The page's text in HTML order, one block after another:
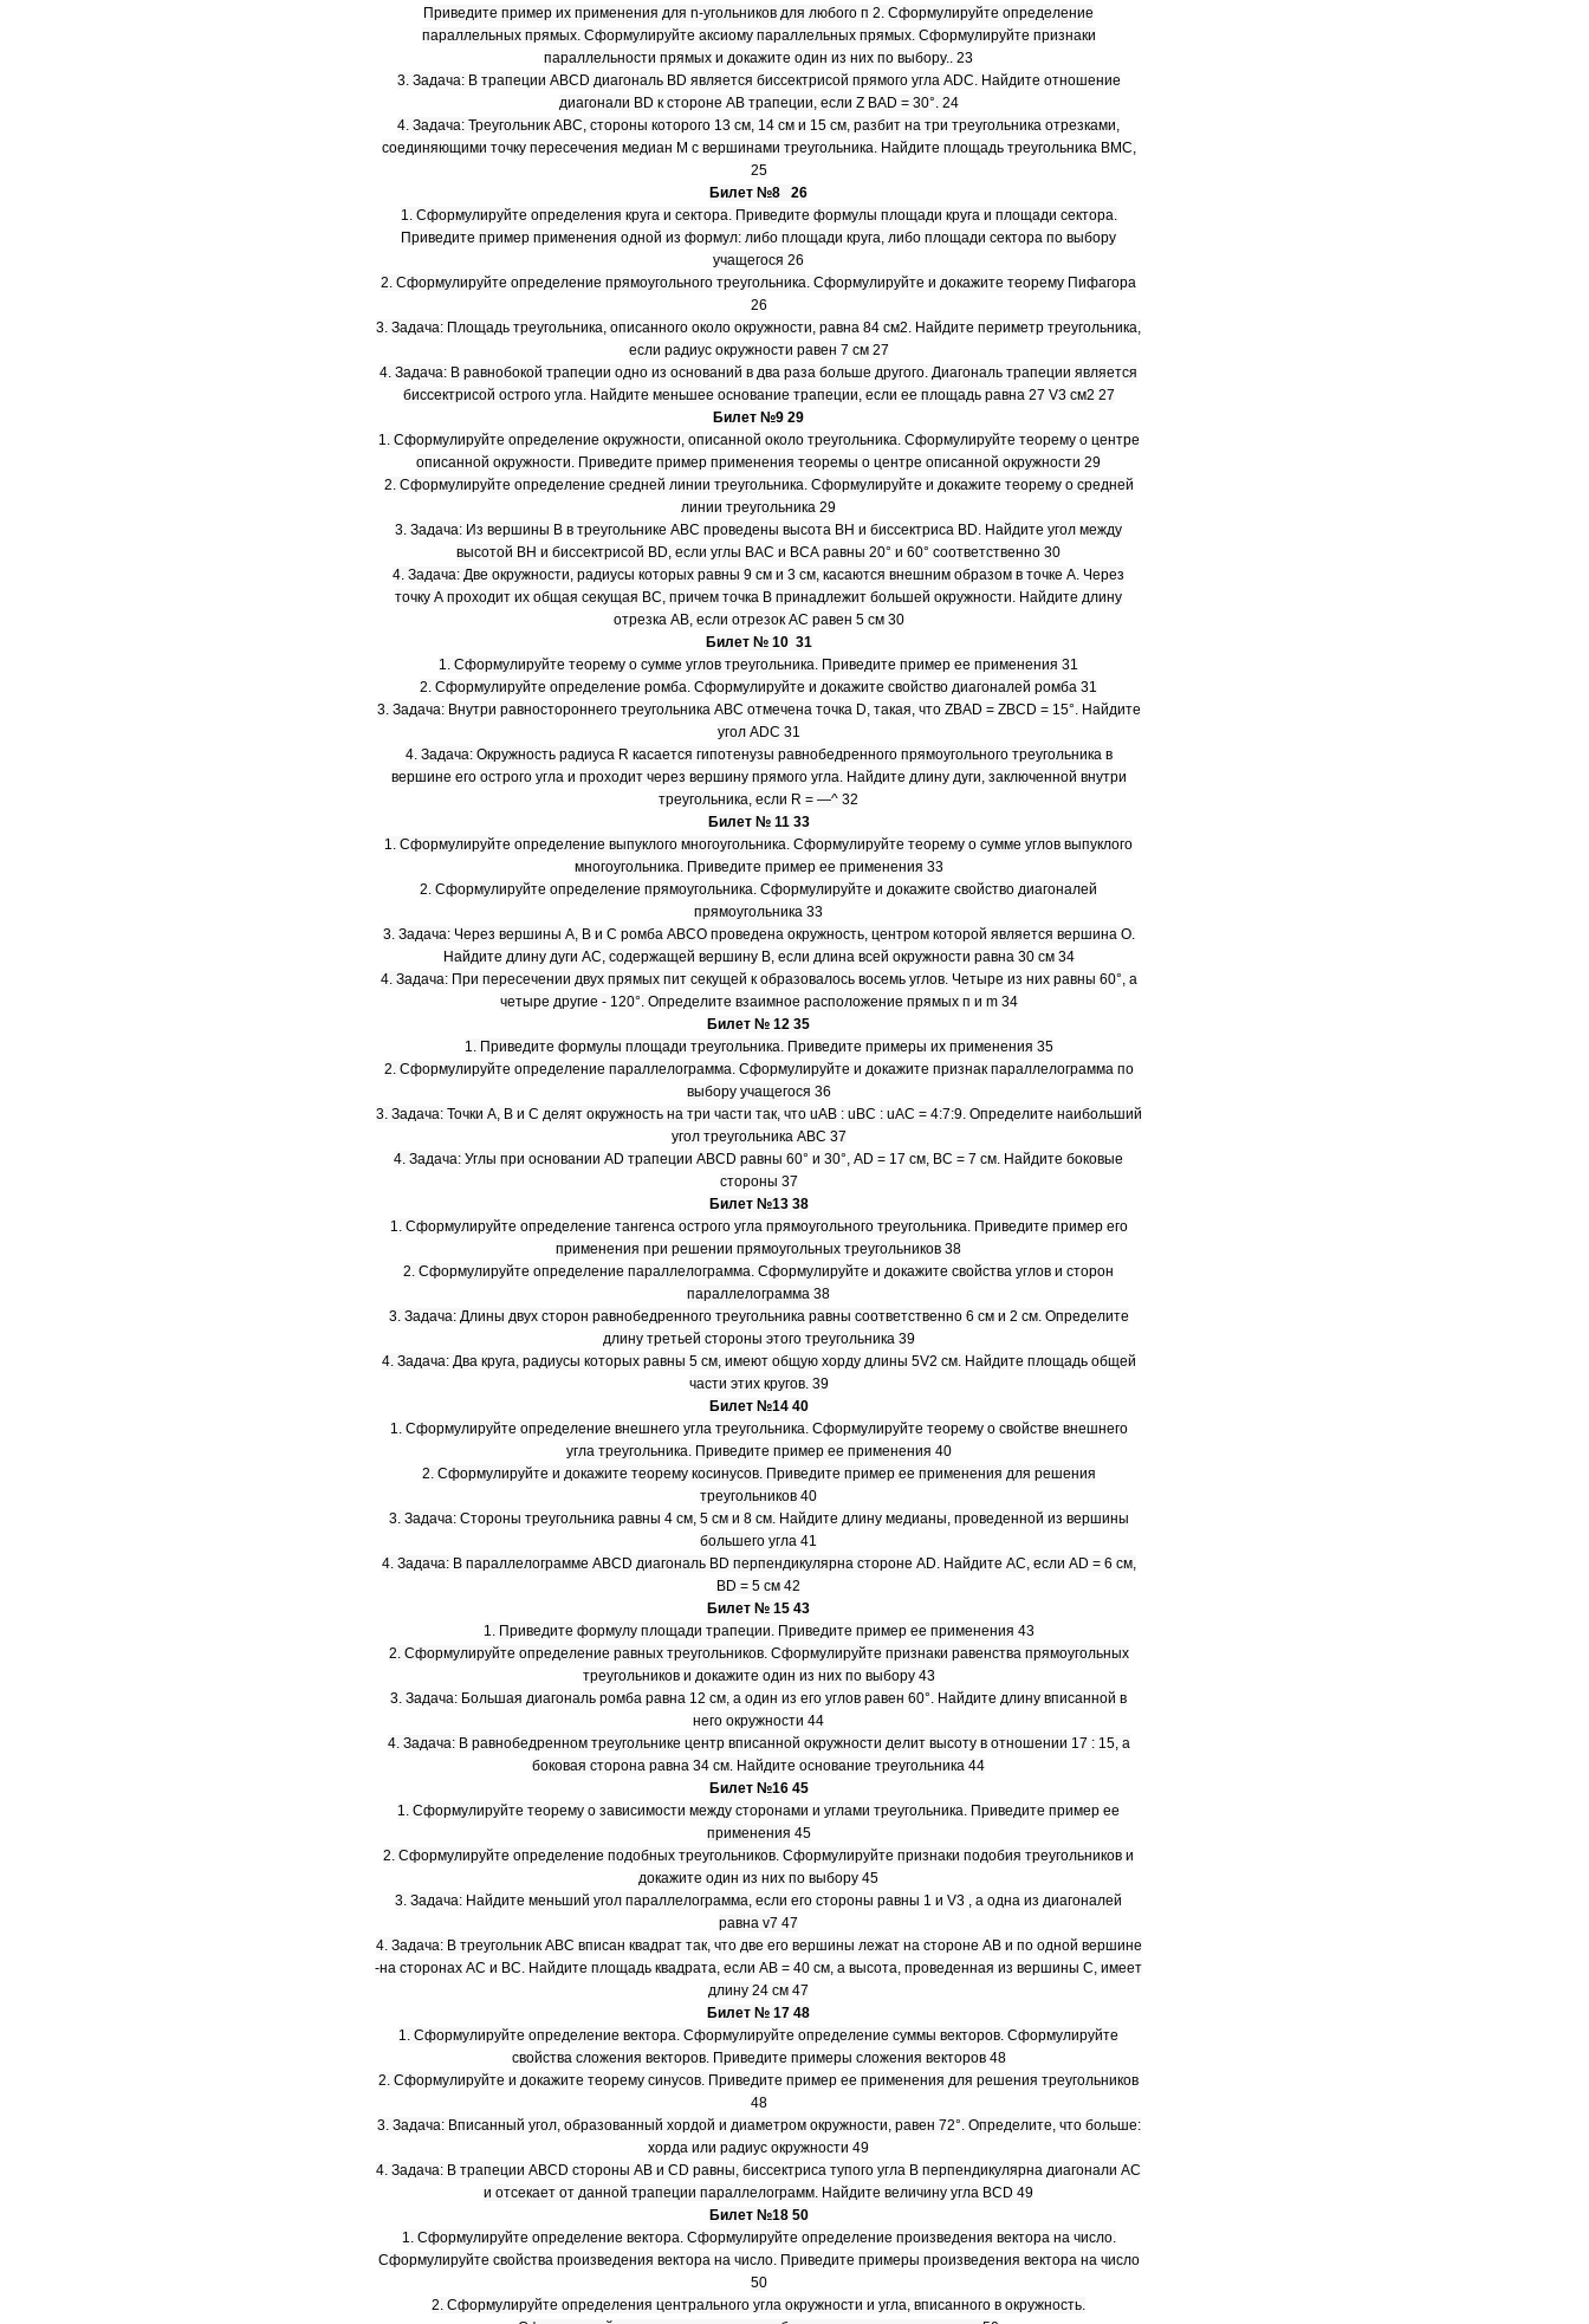
Приведите пример их применения для n-угольников для любого п 2. Сформулируйте определение
параллельных прямых. Сформулируйте аксиому параллельных прямых. Сформулируйте признаки
параллельности прямых и докажите один из них по выбору.. 23
3. Задача: В трапеции ABCD диагональ BD является биссектрисой прямого угла ADC. Найдите отношение
диагонали BD к стороне АВ трапеции, если Z BAD = 30°. 24
4. Задача: Треугольник ABC, стороны которого 13 см, 14 см и 15 см, разбит на три треугольника отрезками,
соединяющими точку пересечения медиан М с вершинами треугольника. Найдите площадь треугольника ВМС,
25
Билет №8 26
1. Сформулируйте определения круга и сектора. Приведите формулы площади круга и площади сектора.
Приведите пример применения одной из формул: либо площади круга, либо площади сектора по выбору
учащегося 26
2. Сформулируйте определение прямоугольного треугольника. Сформулируйте и докажите теорему Пифагора
26
3. Задача: Площадь треугольника, описанного около окружности, равна 84 см2. Найдите периметр треугольника,
если радиус окружности равен 7 см 27
4. Задача: В равнобокой трапеции одно из оснований в два раза больше другого. Диагональ трапеции является
биссектрисой острого угла. Найдите меньшее основание трапеции, если ее площадь равна 27 V3 см2 27
Билет №9 29
1. Сформулируйте определение окружности, описанной около треугольника. Сформулируйте теорему о центре
описанной окружности. Приведите пример применения теоремы о центре описанной окружности 29
2. Сформулируйте определение средней линии треугольника. Сформулируйте и докажите теорему о средней
линии треугольника 29
3. Задача: Из вершины В в треугольнике ABC проведены высота ВН и биссектриса BD. Найдите угол между
высотой ВН и биссектрисой BD, если углы ВАС и ВСА равны 20° и 60° соответственно 30
4. Задача: Две окружности, радиусы которых равны 9 см и 3 см, касаются внешним образом в точке А. Через
точку А проходит их общая секущая ВС, причем точка В принадлежит большей окружности. Найдите длину
отрезка АВ, если отрезок АС равен 5 см 30
Билет № 10 31
1. Сформулируйте теорему о сумме углов треугольника. Приведите пример ее применения 31
2. Сформулируйте определение ромба. Сформулируйте и докажите свойство диагоналей ромба 31
3. Задача: Внутри равностороннего треугольника ABC отмечена точка D, такая, что ZBAD = ZBCD = 15°. Найдите
угол ADC 31
4. Задача: Окружность радиуса R касается гипотенузы равнобедренного прямоугольного треугольника в
вершине его острого угла и проходит через вершину прямого угла. Найдите длину дуги, заключенной внутри
треугольника, если R = —^ 32
Билет № 11 33
1. Сформулируйте определение выпуклого многоугольника. Сформулируйте теорему о сумме углов выпуклого
многоугольника. Приведите пример ее применения 33
2. Сформулируйте определение прямоугольника. Сформулируйте и докажите свойство диагоналей
прямоугольника 33
3. Задача: Через вершины А, В и С ромба АВСО проведена окружность, центром которой является вершина О.
Найдите длину дуги АС, содержащей вершину В, если длина всей окружности равна 30 см 34
4. Задача: При пересечении двух прямых пит секущей к образовалось восемь углов. Четыре из них равны 60°, а
четыре другие - 120°. Определите взаимное расположение прямых п и m 34
Билет № 12 35
1. Приведите формулы площади треугольника. Приведите примеры их применения 35
2. Сформулируйте определение параллелограмма. Сформулируйте и докажите признак параллелограмма по
выбору учащегося 36
3. Задача: Точки А, В и С делят окружность на три части так, что uAB : uBC : uAC = 4:7:9. Определите наибольший
угол треугольника ABC 37
4. Задача: Углы при основании AD трапеции ABCD равны 60° и 30°, AD = 17 см, ВС = 7 см. Найдите боковые
стороны 37
Билет №13 38
1. Сформулируйте определение тангенса острого угла прямоугольного треугольника. Приведите пример его
применения при решении прямоугольных треугольников 38
2. Сформулируйте определение параллелограмма. Сформулируйте и докажите свойства углов и сторон
параллелограмма 38
3. Задача: Длины двух сторон равнобедренного треугольника равны соответственно 6 см и 2 см. Определите
длину третьей стороны этого треугольника 39
4. Задача: Два круга, радиусы которых равны 5 см, имеют общую хорду длины 5V2 см. Найдите площадь общей
части этих кругов. 39
Билет №14 40
1. Сформулируйте определение внешнего угла треугольника. Сформулируйте теорему о свойстве внешнего
угла треугольника. Приведите пример ее применения 40
2. Сформулируйте и докажите теорему косинусов. Приведите пример ее применения для решения
треугольников 40
3. Задача: Стороны треугольника равны 4 см, 5 см и 8 см. Найдите длину медианы, проведенной из вершины
большего угла 41
4. Задача: В параллелограмме ABCD диагональ BD перпендикулярна стороне AD. Найдите АС, если AD = 6 см,
BD = 5 см 42
Билет № 15 43
1. Приведите формулу площади трапеции. Приведите пример ее применения 43
2. Сформулируйте определение равных треугольников. Сформулируйте признаки равенства прямоугольных
треугольников и докажите один из них по выбору 43
3. Задача: Большая диагональ ромба равна 12 см, а один из его углов равен 60°. Найдите длину вписанной в
него окружности 44
4. Задача: В равнобедренном треугольнике центр вписанной окружности делит высоту в отношении 17 : 15, а
боковая сторона равна 34 см. Найдите основание треугольника 44
Билет №16 45
1. Сформулируйте теорему о зависимости между сторонами и углами треугольника. Приведите пример ее
применения 45
2. Сформулируйте определение подобных треугольников. Сформулируйте признаки подобия треугольников и
докажите один из них по выбору 45
3. Задача: Найдите меньший угол параллелограмма, если его стороны равны 1 и V3 , а одна из диагоналей
равна v7 47
4. Задача: В треугольник ABC вписан квадрат так, что две его вершины лежат на стороне АВ и по одной вершине
-на сторонах АС и ВС. Найдите площадь квадрата, если АВ = 40 см, а высота, проведенная из вершины С, имеет
длину 24 см 47
Билет № 17 48
1. Сформулируйте определение вектора. Сформулируйте определение суммы векторов. Сформулируйте
свойства сложения векторов. Приведите примеры сложения векторов 48
2. Сформулируйте и докажите теорему синусов. Приведите пример ее применения для решения треугольников
48
3. Задача: Вписанный угол, образованный хордой и диаметром окружности, равен 72°. Определите, что больше:
хорда или радиус окружности 49
4. Задача: В трапеции ABCD стороны АВ и CD равны, биссектриса тупого угла В перпендикулярна диагонали АС
и отсекает от данной трапеции параллелограмм. Найдите величину угла BCD 49
Билет №18 50
1. Сформулируйте определение вектора. Сформулируйте определение произведения вектора на число.
Сформулируйте свойства произведения вектора на число. Приведите примеры произведения вектора на число
50
2. Сформулируйте определения центрального угла окружности и угла, вписанного в окружность.